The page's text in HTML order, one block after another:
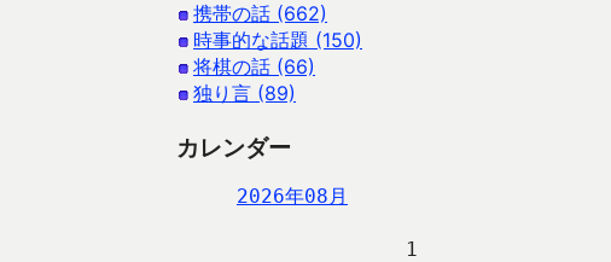
携帯の話 (662)
時事的な話題 (150)
将棋の話 (66)
独り言 (89)
カレンダー
2026年08月
                   1